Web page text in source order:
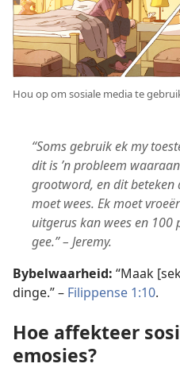
Hou op om sosiale media te
“Soms gebruik ek my
dit is ’n probleem
grootword, en dit
moet wees. Ek moet
uitgerus kan wees en 100
gee.” – Jeremy.
Bybelwaarheid: “Maak
dinge.” – Filippense 1:10.
Hoe affekteer
emosies?